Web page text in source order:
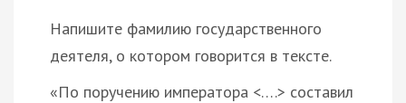
Напишите фамилию государственного
деятеля, о котором говорится в тексте.
«По поручению императора <….> составил